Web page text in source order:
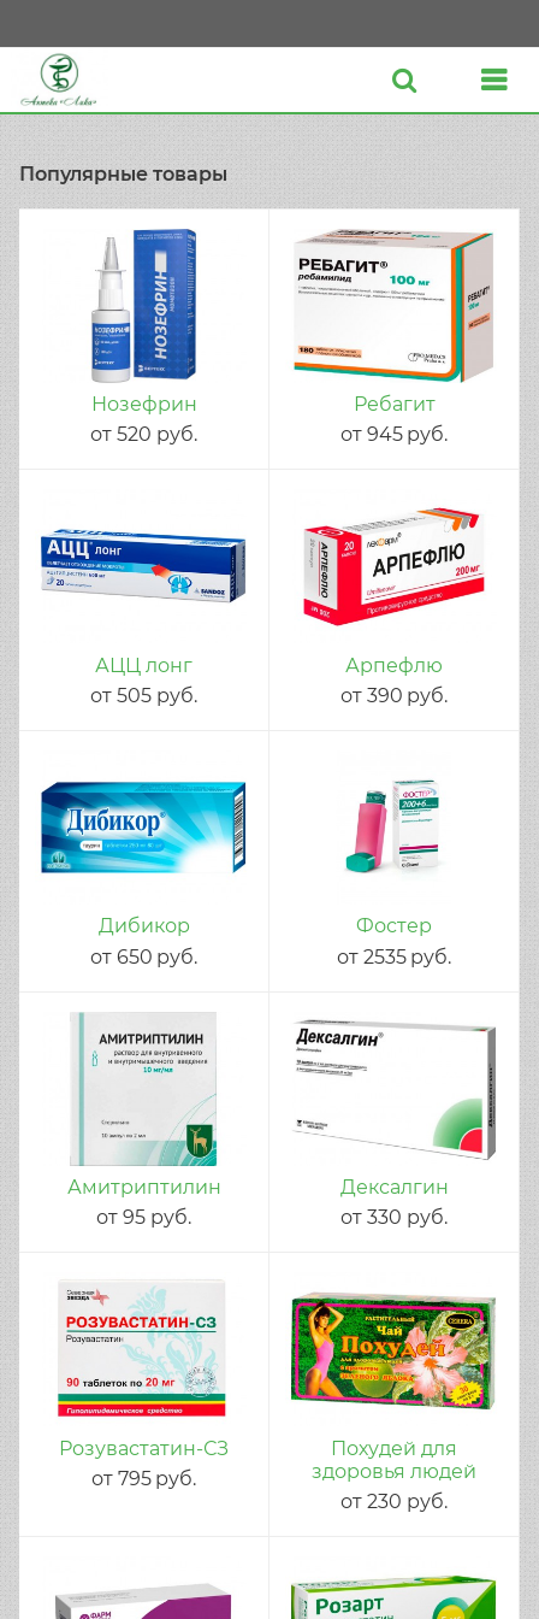
Популярные товары
Нозефрин
от520 руб.
Ребагит
от 945 руб.
АЦЦ лонг
от505 руб.
Арпефлю
от 390 руб.
Дибикор
от 650 руб.
Фостер
от 2535 руб.
Амитриптилин
от95 руб.
Дексалгин
от330 руб.
Розувастатин-СЗ
от 795 руб.
Похудей для
здоровья людей
от230 руб.